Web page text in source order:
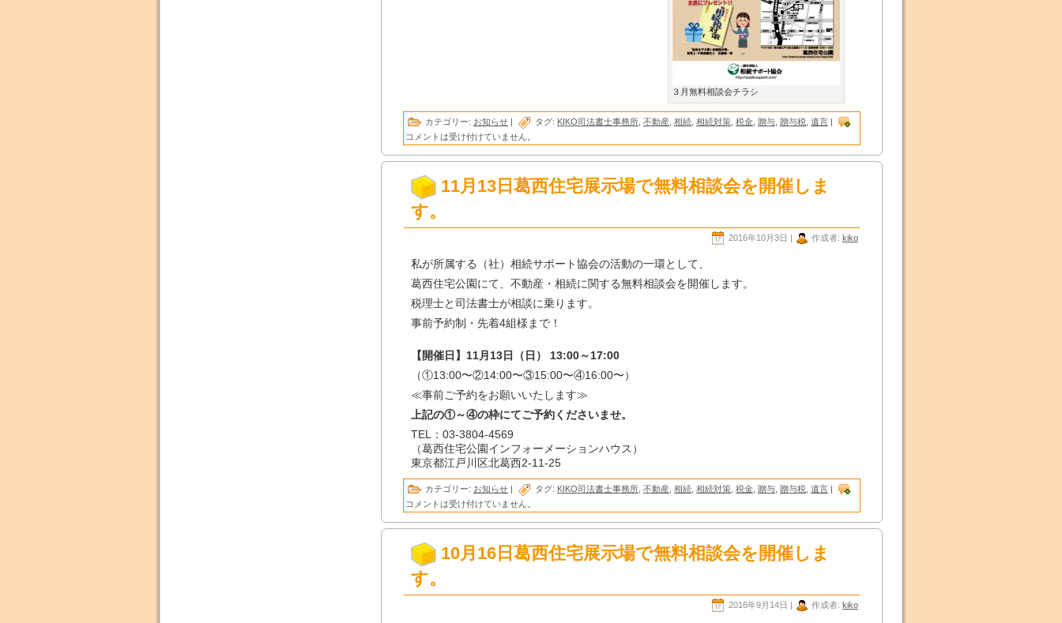
３月無料相談会チラシ
カテゴリー: お知らせ | タグ: KIKO司法書士事務所 不動産 相続 相続対策 税金 贈与 贈与税 遺言 |
コメントは受け付けていません。
11月13日葛西住宅展示場で無料相談会を開催しま
す。
2016年10月3日 | 作成者: kiko
私が所属する（社）相続サポート協会の活動の一環として、
葛西住宅公園にて、不動産・相続に関する無料相談会を開催します。
税理士と司法書士が相談に乗ります。
事前予約制・先着4組様まで！
【開催日】11月13日（日） 13:00～17:00
（①13:00〜②14:00〜③15:00〜④16:00〜）
≪事前ご予約をお願いいたします≫
上記の①～④の枠にてご予約くださいませ。
TEL：03-3804-4569
（葛西住宅公園インフォーメーションハウス）
東京都江戸川区北葛西2-11-25
カテゴリー: お知らせ | タグ: KIKO司法書士事務所 不動産 相続 相続対策 税金 贈与 贈与税 遺言 |
コメントは受け付けていません。
10月16日葛西住宅展示場で無料相談会を開催しま
す。
2016年9月14日 | 作成者: kiko